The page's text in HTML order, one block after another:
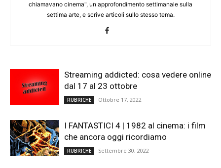
chiamavano cinema", un approfondimento settimanale sulla
settima arte, e scrive articoli sullo stesso tema.
Streaming addicted: cosa vedere online
dal 17 al 23 ottobre
RUBRICHE Ottobre 17, 2022
I FANTASTICI 4 | 1982 al cinema: i film
che ancora oggi ricordiamo
RUBRICHE Settembre 30, 2022